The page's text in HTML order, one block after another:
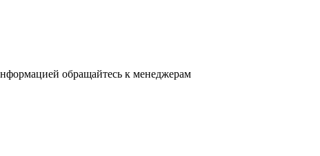
обращайтесь к менеджерам